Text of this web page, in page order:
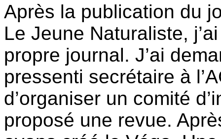
Après la publication du
Le Jeune Naturaliste,
propre journal. J’ai
pressenti secrétaire à
d’organiser un comité
proposé une revue.